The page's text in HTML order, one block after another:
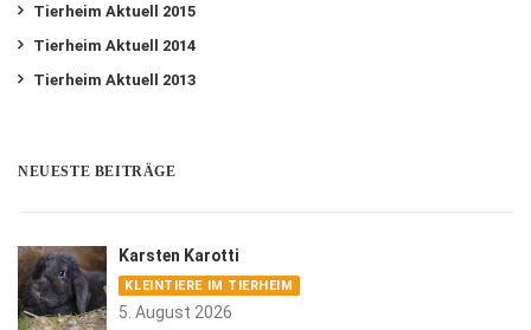
Tierheim Aktuell 2015
Tierheim Aktuell 2014
Tierheim Aktuell 2013
NEUESTE BEITRÄGE
Karsten Karotti
KLEINTIERE IM TIERHEIM
5. August 2026